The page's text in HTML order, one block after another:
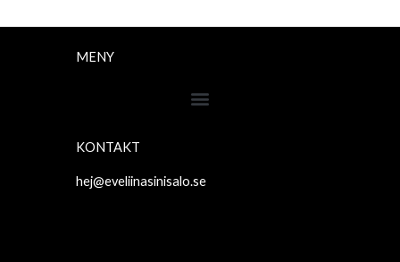
MENY
KONTAKT
hej@eveliinasinisalo.se